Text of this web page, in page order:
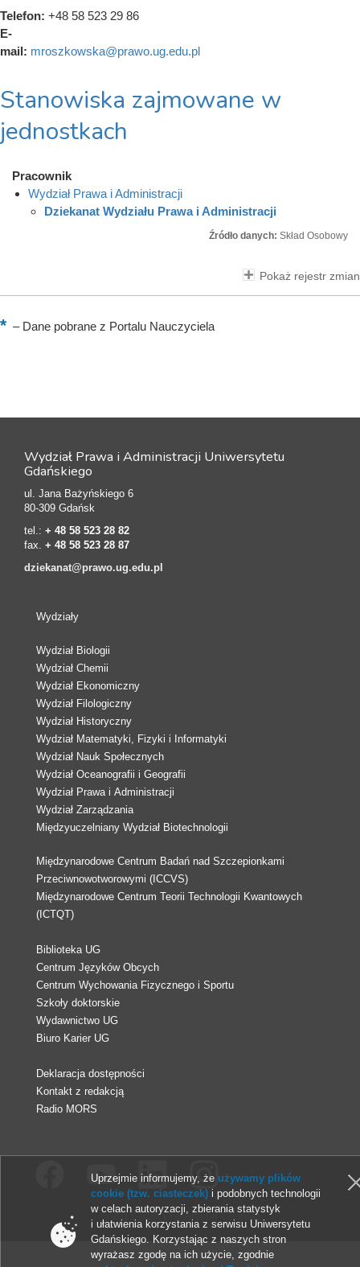
Telefon: +48 58 523 29 86
E-
mail: mroszkowska@prawo.ug.edu.pl
Stanowiska zajmowane w
jednostkach
Pracownik
Wydział Prawa i Administracji
Dziekanat Wydziału Prawa i Administracji
Źródło danych: Skład Osobowy
Pokaż rejestr zmian
–Dane pobrane z Portalu Nauczyciela
Wydział Prawa i Administracji Uniwersytetu
Gdańskiego
ul. Jana Bażyńskiego 6
80-309 Gdańsk
tel.: + 48 58 523 28 82
fax. + 48 58 523 28 87
dziekanat@prawo.ug.edu.pl
Wydziały
Wydział Biologii
Wydział Chemii
Wydział Ekonomiczny
Wydział Filologiczny
Wydział Historyczny
Wydział Matematyki, Fizyki i Informatyki
Wydział Nauk Społecznych
Wydział Oceanografii i Geografii
Wydział Prawa i Administracji
Wydział Zarządzania
Międzyuczelniany Wydział Biotechnologii
Międzynarodowe Centrum Badań nad Szczepionkami
Przeciwnowotworowymi (ICCVS)
Międzynarodowe Centrum Teorii Technologii Kwantowych
(ICTQT)
Biblioteka UG
Centrum Języków Obcych
Centrum Wychowania Fizycznego i Sportu
Szkoły doktorskie
Wydawnictwo UG
Biuro Karier UG
Deklaracja dostępności
Kontakt z redakcją
Radio MORS
© 2013-2026 Uniwersytet Gdański
Uprzejmie informujemy, że używamy plików
cookie (tzw. ciasteczek) i podobnych technologii
w celach autoryzacji, zbierania statystyk
i ułatwienia korzystania z serwisu Uniwersytetu
Gdańskiego. Korzystając z naszych stron
wyrażasz zgodę na ich użycie, zgodnie